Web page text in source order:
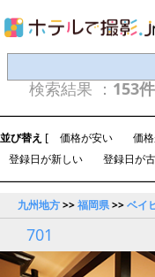
検索結果 ： 153件
並び替え [ 価格が安い 価
登録日が新しい
登録日が
九州地方>>福岡県>>ベイ
701